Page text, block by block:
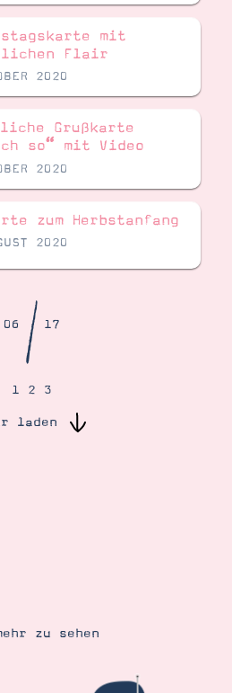
mit
Flair
2020
Grußkarte
so“ mit Video
2020
zum Herbstanfang
2020
06/17
1 2 3
laden
zu sehen